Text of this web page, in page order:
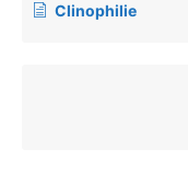
Clinophilie